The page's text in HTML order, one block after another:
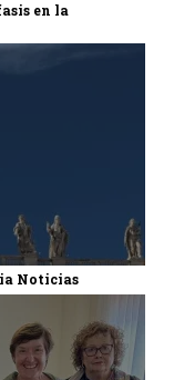
en la
Noticias